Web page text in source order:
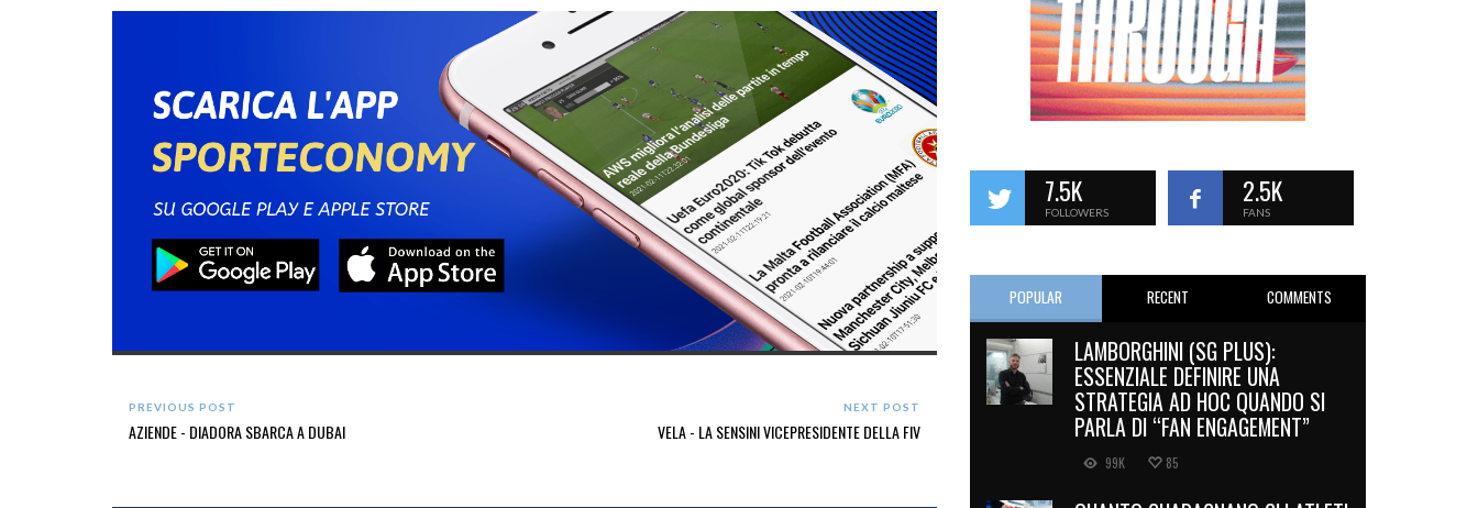
PREVIOUS POST
AZIENDE - DIADORA SBARCA A DUBAI
NEXT POST
VELA - LA SENSINI VICEPRESIDENTE DELLA FIV
7.5K
FOLLOWERS
2.5K
FANS
POPULAR RECENT COMMENTS
LAMBORGHINI (SG PLUS):
ESSENZIALE DEFINIRE UNA
STRATEGIA AD HOC QUANDO SI
PARLA DI “FAN ENGAGEMENT”
99K 85